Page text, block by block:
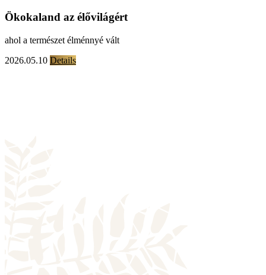
Ökokaland az élővilágért
ahol a természet élménnyé vált
2026.05.10 Details